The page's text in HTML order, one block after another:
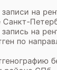
на
на
по